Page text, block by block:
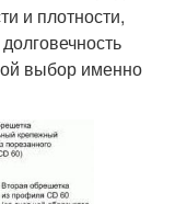
и плотности,
выбор именно